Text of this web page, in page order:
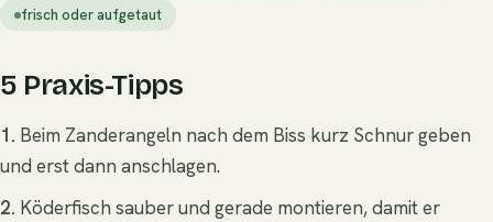
frisch oder aufgetaut
5 Praxis-Tipps
1. Beim Zanderangeln nach dem Biss kurz Schnur geben
und erst dann anschlagen.
2. Köderfisch sauber und gerade montieren, damit er